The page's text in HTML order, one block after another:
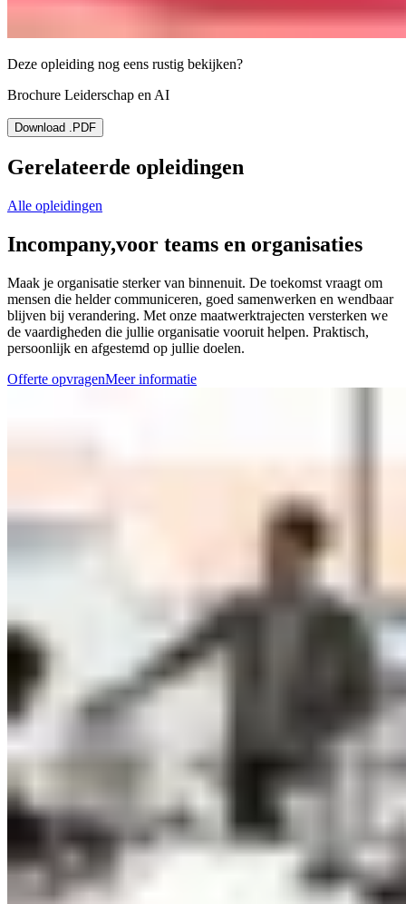
Deze opleiding nog eens rustig bekijken?
Brochure Leiderschap en AI
Download .PDF
Gerelateerde opleidingen
Alle opleidingen
Incompany,voor teams en organisaties
Maak je organisatie sterker van binnenuit. De toekomst vraagt om
mensen die helder communiceren, goed samenwerken en wendbaar
blijven bij verandering. Met onze maatwerktrajecten versterken we
de vaardigheden die jullie organisatie vooruit helpen. Praktisch,
persoonlijk en afgestemd op jullie doelen.
Offerte opvragenMeer informatie